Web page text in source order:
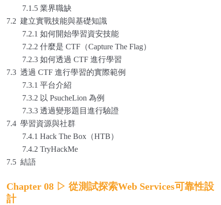
7.1.5 業界職缺
7.2 建立實戰技能與基礎知識
7.2.1 如何開始學習資安技能
7.2.2 什麼是 CTF（Capture The Flag）
7.2.3 如何透過 CTF 進行學習
7.3 透過 CTF 進行學習的實際範例
7.3.1 平台介紹
7.3.2 以 PsucheLion 為例
7.3.3 透過變形題目進行驗證
7.4 學習資源與社群
7.4.1 Hack The Box（HTB）
7.4.2 TryHackMe
7.5 結語
Chapter 08 ▷ 從測試探索Web Services可靠性設
計